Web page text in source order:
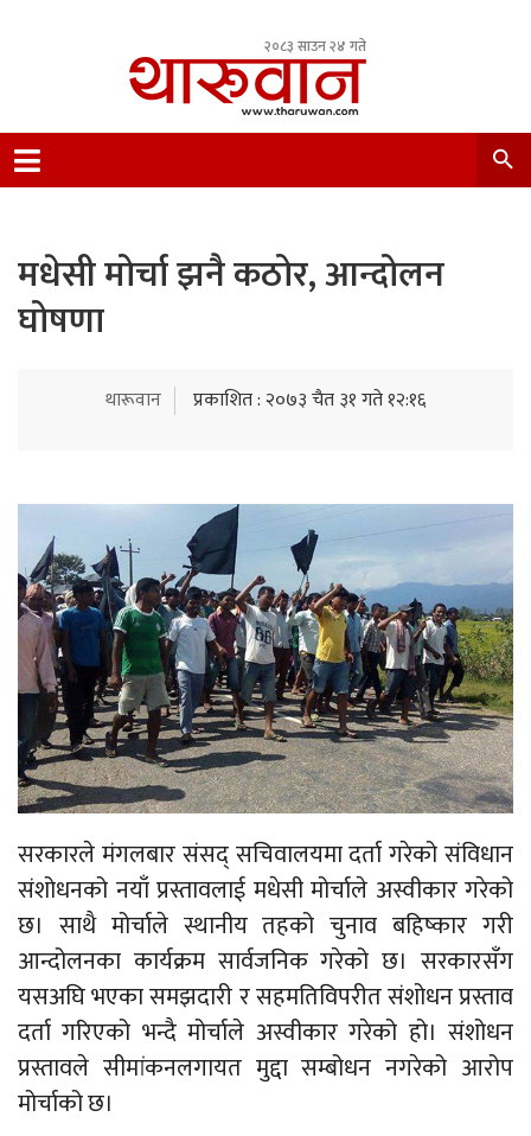
२०८३ साउन २४ गते
Nepal.
मधेसी मोर्चा झनै कठोर, आन्दोलन
घोषणा
थारूवान प्रकाशित : २०७३ चैत ३१ गते १२:१६
सरकारले मंगलबार संसद् सचिवालयमा दर्ता गरेको संविधान
संशोधनको नयाँ प्रस्तावलाई मधेसी मोर्चाले अस्वीकार गरेको
छ। साथै मोर्चाले स्थानीय तहको चुनाव बहिष्कार गरी
आन्दोलनका कार्यक्रम सार्वजनिक गरेको छ। सरकारसँग
यसअघि भएका समझदारी र सहमतिविपरीत संशोधन प्रस्ताव
दर्ता गरिएको भन्दै मोर्चाले अस्वीकार गरेको हो। संशोधन
प्रस्तावले सीमांकनलगायत मुद्दा सम्बोधन नगरेको आरोप
मोर्चाको छ।